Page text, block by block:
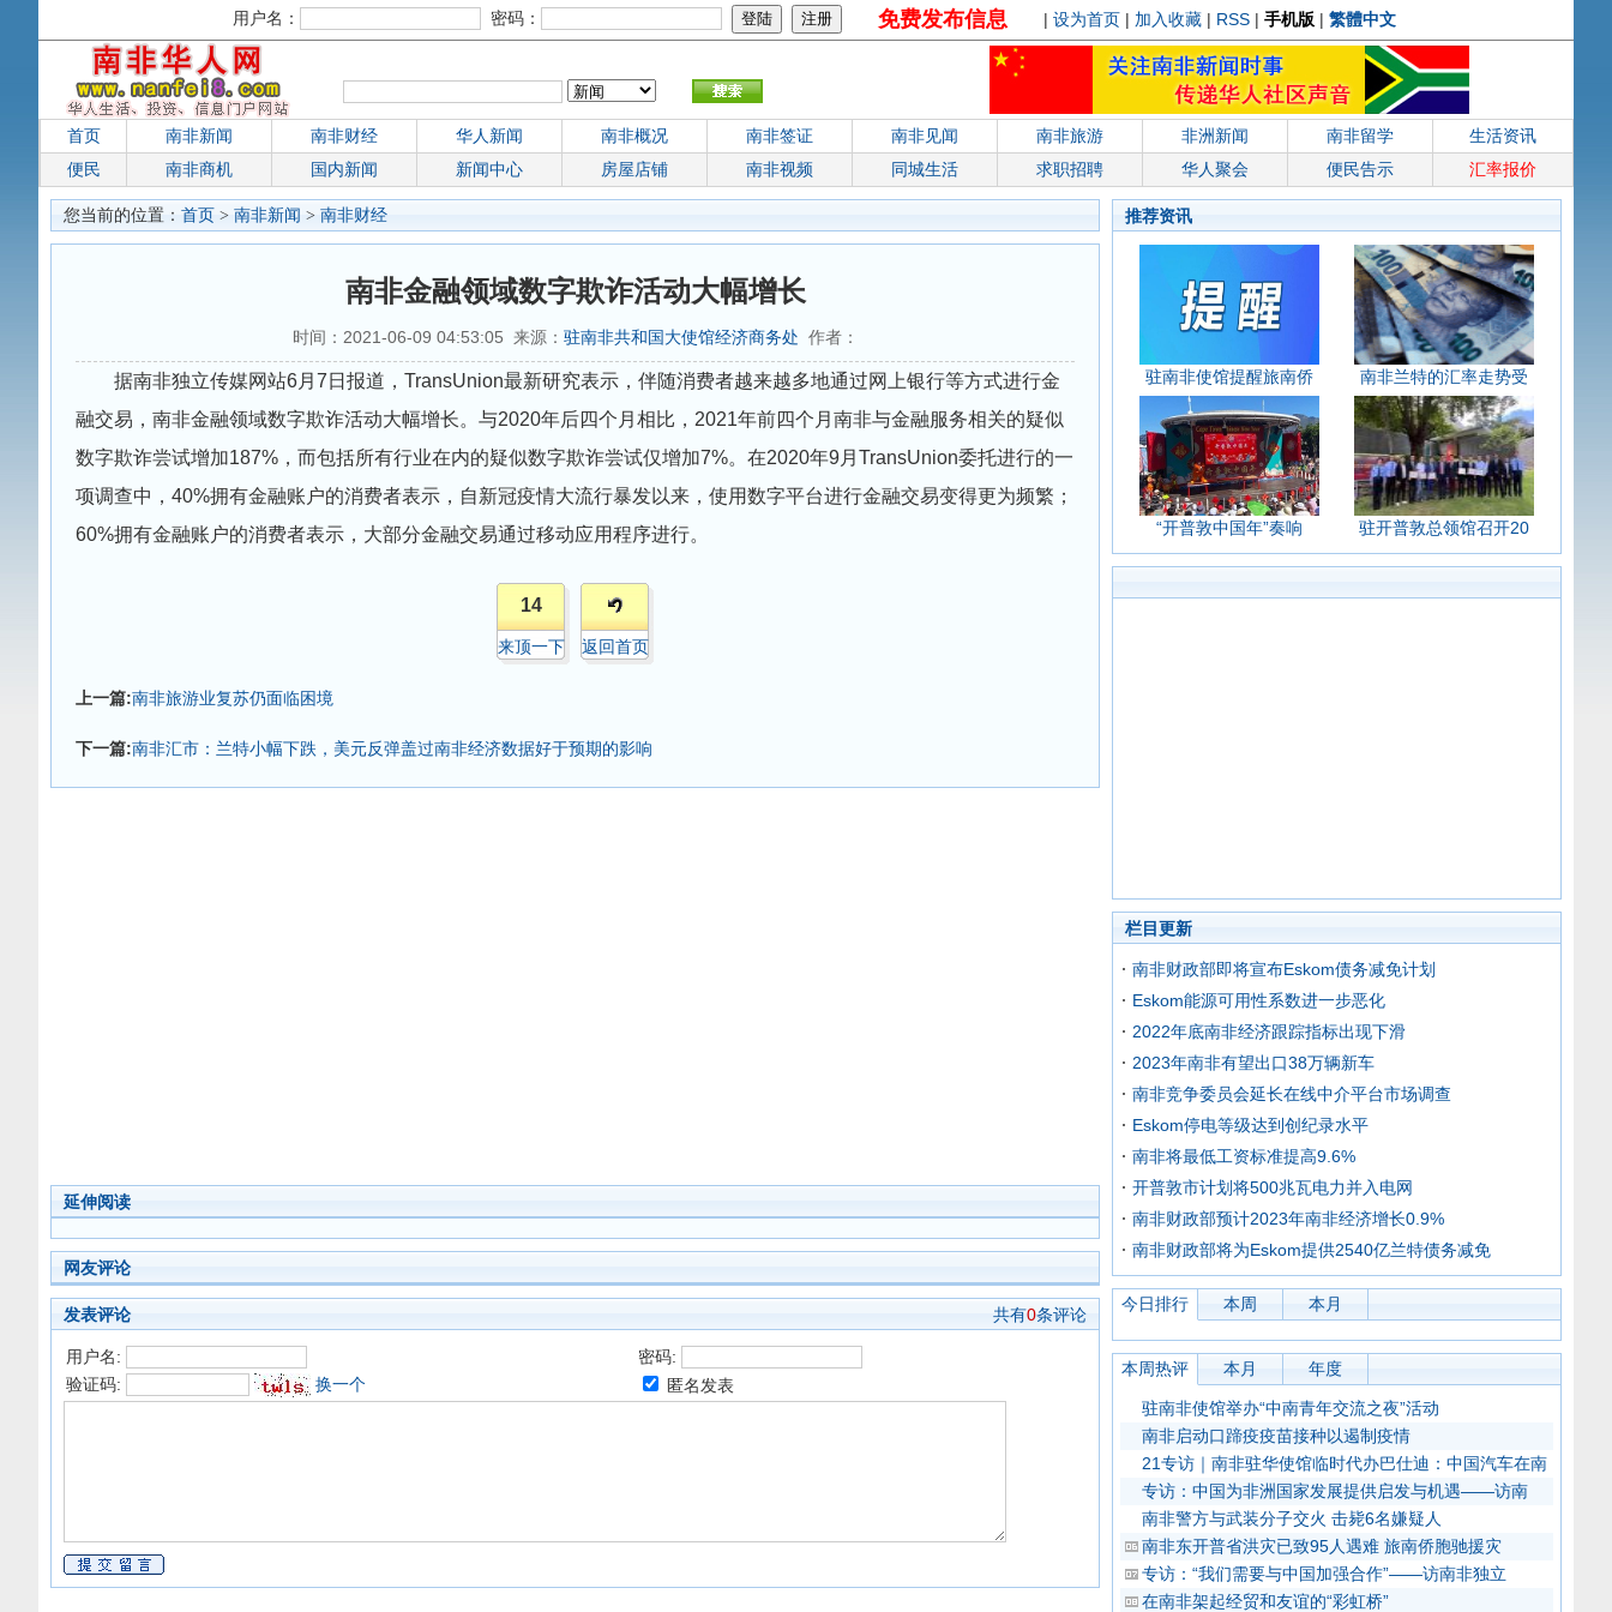
用户名： 密码： 免费发布信息 | 设为首页 | 加入收藏 | RSS | 手机版 | 繁體中文
首页 南非新闻 南非财经 华人新闻 南非概况 南非签证 南非见闻 南非旅游 非洲新闻 南非留学
生活资讯
便民
南非商机 国内新闻 新闻中心 房屋店铺 南非视频 同城生活 求职招聘 华人聚会 便民告示 汇率报价
您当前的位置： 首页 > 南非新闻 > 南非财经
南非金融领域数字欺诈活动大幅增长
时间：2021-06-09 04:53:05 来源： 驻南非共和国大使馆经济商务处 作者：
据南非独立传媒网站6月7日报道，TransUnion最新研究表示，伴随消费者越来越多地通过网上银行等方式进行金
融交易，南非金融领域数字欺诈活动大幅增长。与2020年后四个月相比，2021年前四个月南非与金融服务相关的疑似
数字欺诈尝试增加187%，而包括所有行业在内的疑似数字欺诈尝试仅增加7%。在2020年9月TransUnion委托进行的一
项调查中，40%拥有金融账户的消费者表示，自新冠疫情大流行暴发以来，使用数字平台进行金融交易变得更为频繁；
60%拥有金融账户的消费者表示，大部分金融交易通过移动应用程序进行。
14
来顶一下 返回首页
上一篇:南非旅游业复苏仍面临困境
下一篇:南非汇市：兰特小幅下跌，美元反弹盖过南非经济数据好于预期的影响
延伸阅读
网友评论
发表评论 共有0条评论
用户名:
密码:
验证码:
换一个 匿名发表
推荐资讯
驻南非使馆提醒旅南侨 南非兰特的汇率走势受
“开普敦中国年”奏响 驻开普敦总领馆召开20
栏目更新
南非财政部即将宣布Eskom债务减免计划
Eskom能源可用性系数进一步恶化
2022年底南非经济跟踪指标出现下滑
2023年南非有望出口38万辆新车
南非竞争委员会延长在线中介平台市场调查
Eskom停电等级达到创纪录水平
南非将最低工资标准提高9.6%
开普敦市计划将500兆瓦电力并入电网
南非财政部预计2023年南非经济增长0.9%
南非财政部将为Eskom提供2540亿兰特债务减免
今日排行 本周 本月
本周热评 本月 年度
驻南非使馆举办“中南青年交流之夜”活动
南非启动口蹄疫疫苗接种以遏制疫情
21专访｜南非驻华使馆临时代办巴仕迪：中国汽车在南
专访：中国为非洲国家发展提供启发与机遇——访南
南非警方与武装分子交火 击毙6名嫌疑人
南非东开普省洪灾已致95人遇难 旅南侨胞驰援灾
专访：“我们需要与中国加强合作”——访南非独立
在南非架起经贸和友谊的“彩虹桥”